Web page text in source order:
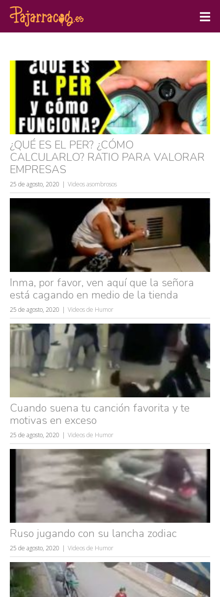
¿QUÉ ES EL PER? ¿CÓMO
CALCULARLO? RATIO PARA VALORAR
EMPRESAS
25 de agosto, 2020 Videos asombrosos
Inma, por favor, ven aquí que la señora
está cagando en medio de la tienda
25 de agosto, 2020 Videos de Humor
Cuando suena tu canción favorita y te
motivas en exceso
25 de agosto, 2020 Videos de Humor
Ruso jugando con su lancha zodiac
25 de agosto, 2020 Videos de Humor